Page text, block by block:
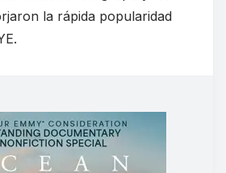
la rápida popularidad